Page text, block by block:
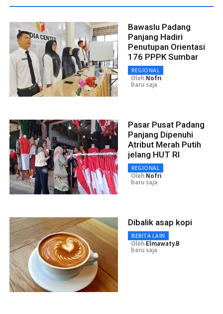
Bawaslu Padang
Panjang Hadiri
Penutupan Orientasi
176 PPPK Sumbar
REGIONAL
Oleh Nofri
baru saja
Pasar Pusat Padang
Panjang Dipenuhi
Atribut Merah Putih
jelang HUT RI
REGIONAL
Oleh Nofri
baru saja
Dibalik asap kopi
BERITA LAIN
Oleh Elmawaty.B
baru saja